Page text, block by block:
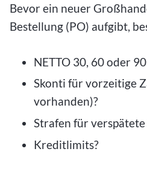
Bevor ein neuer
Bestellung (PO) aufgibt,
NETTO 30, 60 oder 90
Skonti für vorzeitige
vorhanden)?
Strafen für
Kreditlimits?